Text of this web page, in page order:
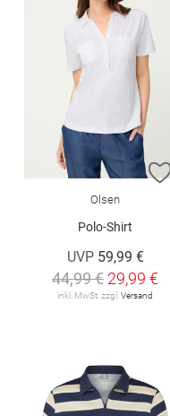
Olsen
Polo-Shirt
UVP 59,99 €
44,99 € 29,99 €
inkl. MwSt. zzgl. Versand